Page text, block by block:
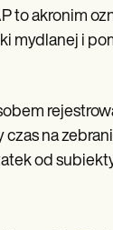
to akronim
mydlanej i
na
od